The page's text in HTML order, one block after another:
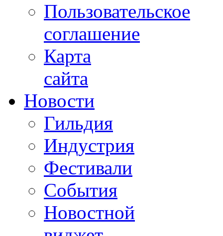
Пользовательское
соглашение
Карта
сайта
Новости
Гильдия
Индустрия
Фестивали
События
Новостной